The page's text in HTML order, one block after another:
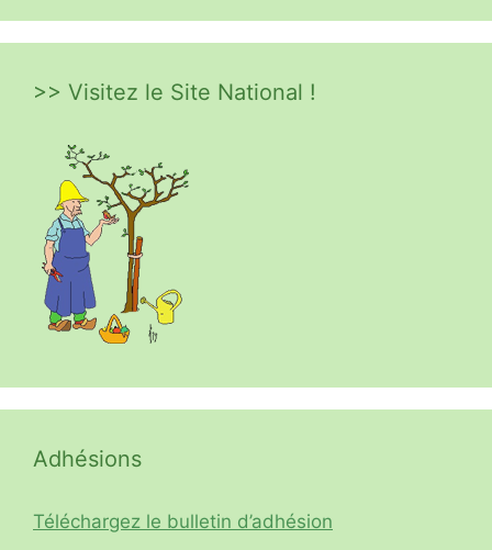
>> Visitez le Site National !
Adhésions
Téléchargez le bulletin d’adhésion